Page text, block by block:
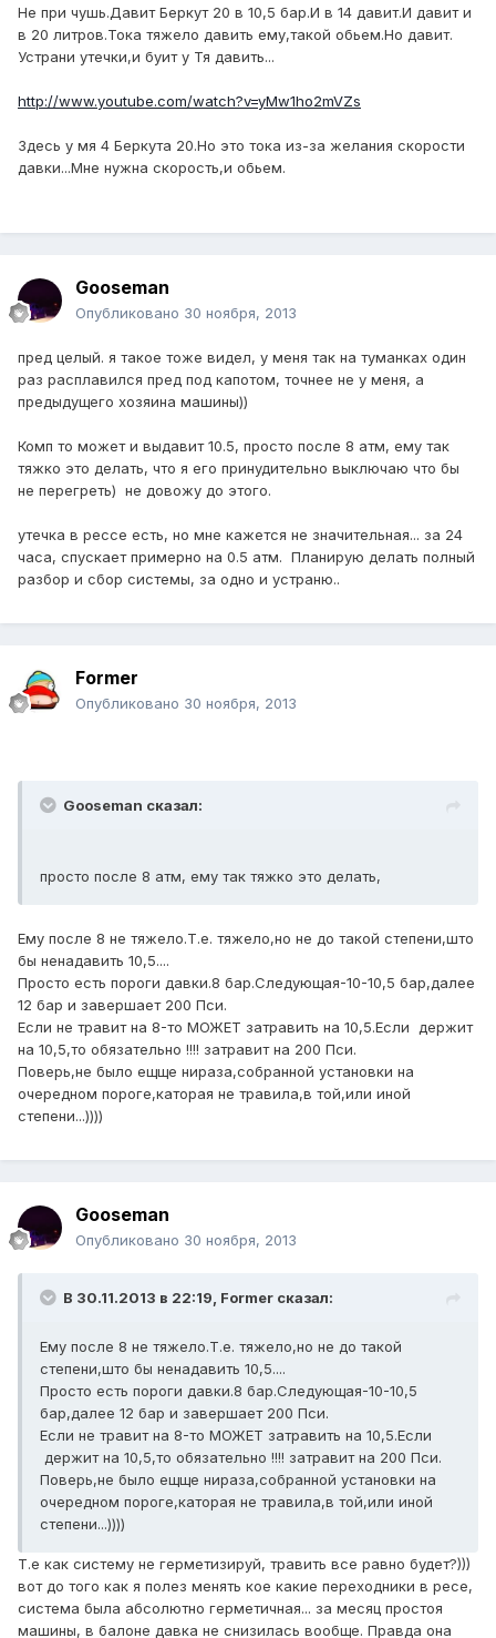
Не при чушь.Давит Беркут 20 в 10,5 бар.И в 14 давит.И давит и
в 20 литров.Тока тяжело давить ему,такой обьем.Но давит.
Устрани утечки,и буит у Тя давить...
http://www.youtube.com/watch?v=yMw1ho2mVZs
Здесь у мя 4 Беркута 20.Но это тока из-за желания скорости
давки...Мне нужна скорость,и обьем.
Gooseman
Опубликовано 30 ноября, 2013
пред целый. я такое тоже видел, у меня так на туманках один
раз расплавился пред под капотом, точнее не у меня, а
предыдущего хозяина машины))
Комп то может и выдавит 10.5, просто после 8 атм, ему так
тяжко это делать, что я его принудительно выключаю что бы
не перегреть) не довожу до этого.
утечка в рессе есть, но мне кажется не значительная... за 24
часа, спускает примерно на 0.5 атм. Планирую делать полный
разбор и сбор системы, за одно и устраню..
Former
Опубликовано 30 ноября, 2013
Gooseman сказал:
просто после 8 атм, ему так тяжко это делать,
Ему после 8 не тяжело.Т.е. тяжело,но не до такой степени,што
бы ненадавить 10,5....
Просто есть пороги давки.8 бар.Следующая-10-10,5 бар,далее
12 бар и завершает 200 Пси.
Если не травит на 8-то МОЖЕТ затравить на 10,5.Если держит
на 10,5,то обязательно !!!! затравит на 200 Пси.
Поверь,не было ещще нираза,собранной установки на
очередном пороге,каторая не травила,в той,или иной
степени...))))
Gooseman
Опубликовано 30 ноября, 2013
В 30.11.2013 в 22:19, Former сказал:
Ему после 8 не тяжело.Т.е. тяжело,но не до такой
степени,што бы ненадавить 10,5....
Просто есть пороги давки.8 бар.Следующая-10-10,5
бар,далее 12 бар и завершает 200 Пси.
Если не травит на 8-то МОЖЕТ затравить на 10,5.Если
держит на 10,5,то обязательно !!!! затравит на 200 Пси.
Поверь,не было ещще нираза,собранной установки на
очередном пороге,каторая не травила,в той,или иной
степени...))))
Т.е как систему не герметизируй, травить все равно будет?)))
вот до того как я полез менять кое какие переходники в ресе,
система была абсолютно герметичная... за месяц простоя
машины, в балоне давка не снизилась вообще. Правда она